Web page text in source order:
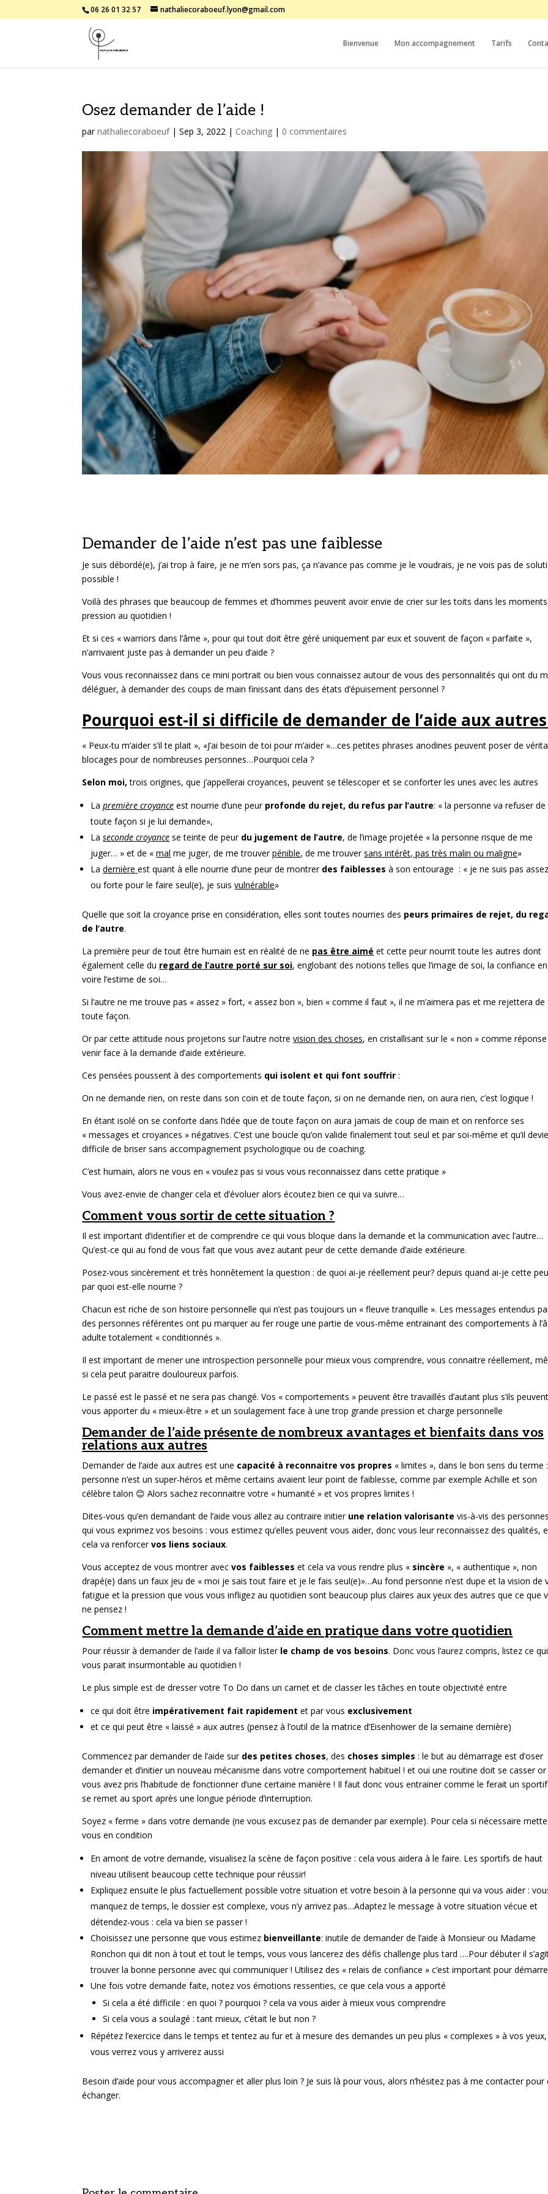
06 26 01 32 57 nathaliecoraboeuf.lyon@gmail.com
Bienvenue Mon accompagnement Tarifs
Osez demander de l’aide !
parnathaliecoraboeuf|Sep 3, 2022 | Coaching | 0 commentaires
Demander de l’aide n’est pas une faiblesse
Je suis débordé(e), j’ai trop à faire, je ne m’en sors pas, ça n’avance pas comme je le voudrais, je ne vois pas de
possible !
Voilà des phrases que beaucoup de femmes et d’hommes peuvent avoir envie de crier sur les toits dans les
pression au quotidien !
Et si ces « warriors dans l’âme », pour qui tout doit être géré uniquement par eux et souvent de façon « parfaite »,
n’arrivaient juste pas à demander un peu d’aide ?
Vous vous reconnaissez dans ce mini portrait ou bien vous connaissez autour de vous des personnalités qui ont du
déléguer, à demander des coups de main finissant dans des états d’épuisement personnel ?
Pourquoi est-il si difficile de demander de l’aide aux autres
« Peux-tu m’aider s’il te plait », «J’ai besoin de toi pour m’aider »…ces petites phrases anodines peuvent poser de
blocages pour de nombreuses personnes…Pourquoi cela ?
Selon moi, trois origines, que j’appellerai croyances, peuvent se télescoper et se conforter les unes avec les autres
La première croyance est nourrie d’une peur profonde du rejet, du refus par l’autre: « la personne va refuser de
toute façon si je lui demande»,
La seconde croyance se teinte de peur du jugement de l’autre, de l’image projetée « la personne risque de me
juger… » et de «mal me juger, de me trouver pénible, de me trouver sans intérêt, pas très malin ou maligne»
La dernière est quant à elle nourrie d’une peur de montrer des faiblesses à son entourage : « je ne suis pas
ou forte pour le faire seul(e), je suis vulnérable»
Quelle que soit la croyance prise en considération, elles sont toutes nourries des peurs primaires de rejet, du
de l’autre.
La première peur de tout être humain est en réalité de ne pas être aimé et cette peur nourrit toute les autres dont
également celle du regard de l’autre porté sur soi, englobant des notions telles que l’image de soi, la confiance
voire l’estime de soi…
Si l’autre ne me trouve pas « assez » fort, « assez bon », bien « comme il faut », il ne m’aimera pas et me rejettera de
toute façon.
Or par cette attitude nous projetons sur l’autre notre vision des choses, en cristallisant sur le « non » comme
venir face à la demande d’aide extérieure.
Ces pensées poussent à des comportements qui isolent et qui font souffrir :
On ne demande rien, on reste dans son coin et de toute façon, si on ne demande rien, on aura rien, c’est logique !
En étant isolé on se conforte dans l’idée que de toute façon on aura jamais de coup de main et on renforce ses
« messages et croyances » négatives. C’est une boucle qu’on valide finalement tout seul et par soi-même et qu’il
difficile de briser sans accompagnement psychologique ou de coaching.
C’est humain, alors ne vous en « voulez pas si vous vous reconnaissez dans cette pratique »
Vous avez-envie de changer cela et d’évoluer alors écoutez bien ce qui va suivre…
Comment vous sortir de cette situation ?
Il est important d’identifier et de comprendre ce qui vous bloque dans la demande et la communication avec l’autre…
Qu’est-ce qui au fond de vous fait que vous avez autant peur de cette demande d’aide extérieure.
Posez-vous sincèrement et très honnêtement la question : de quoi ai-je réellement peur? depuis quand ai-je cette
par quoi est-elle nourrie ?
Chacun est riche de son histoire personnelle qui n’est pas toujours un « fleuve tranquille ». Les messages entendus
des personnes référentes ont pu marquer au fer rouge une partie de vous-même entrainant des comportements à
adulte totalement « conditionnés ».
Il est important de mener une introspection personnelle pour mieux vous comprendre, vous connaitre réellement,
si cela peut paraitre douloureux parfois.
Le passé est le passé et ne sera pas changé. Vos « comportements » peuvent être travaillés d’autant plus s’ils peuvent
vous apporter du « mieux-être » et un soulagement face à une trop grande pression et charge personnelle
Demander de l’aide présente de nombreux avantages et bienfaits dans vos
relations aux autres
Demander de l’aide aux autres est une capacité à reconnaitre vos propres « limites », dans le bon sens du terme :
personne n’est un super-héros et même certains avaient leur point de faiblesse, comme par exemple Achille et son
célèbre talon 😊 Alors sachez reconnaitre votre « humanité » et vos propres limites !
Dites-vous qu’en demandant de l’aide vous allez au contraire initier une relation valorisante vis-à-vis des
qui vous exprimez vos besoins : vous estimez qu’elles peuvent vous aider, donc vous leur reconnaissez des qualités,
cela va renforcer vos liens sociaux.
Vous acceptez de vous montrer avec vos faiblesses et cela va vous rendre plus « sincère », « authentique », non
drapé(e) dans un faux jeu de « moi je sais tout faire et je le fais seul(e)»…Au fond personne n’est dupe et la vision de
fatigue et la pression que vous vous infligez au quotidien sont beaucoup plus claires aux yeux des autres que ce que
ne pensez !
Comment mettre la demande d’aide en pratique dans votre quotidien
Pour réussir à demander de l’aide il va falloir lister le champ de vos besoins. Donc vous l’aurez compris, listez ce qui
vous parait insurmontable au quotidien !
Le plus simple est de dresser votre To Do dans un carnet et de classer les tâches en toute objectivité entre
ce qui doit être impérativement fait rapidement et par vous exclusivement
et ce qui peut être « laissé » aux autres (pensez à l’outil de la matrice d’Eisenhower de la semaine dernière)
Commencez par demander de l’aide sur des petites choses, des choses simples : le but au démarrage est d’oser
demander et d’initier un nouveau mécanisme dans votre comportement habituel ! et oui une routine doit se casser or
vous avez pris l’habitude de fonctionner d’une certaine manière ! Il faut donc vous entrainer comme le ferait un
se remet au sport après une longue période d’interruption.
Soyez « ferme » dans votre demande (ne vous excusez pas de demander par exemple). Pour cela si nécessaire
vous en condition
En amont de votre demande, visualisez la scène de façon positive : cela vous aidera à le faire. Les sportifs de haut
niveau utilisent beaucoup cette technique pour réussir!
Expliquez ensuite le plus factuellement possible votre situation et votre besoin à la personne qui va vous aider :
manquez de temps, le dossier est complexe, vous n’y arrivez pas…Adaptez le message à votre situation vécue et
détendez-vous : cela va bien se passer !
Choisissez une personne que vous estimez bienveillante: inutile de demander de l’aide à Monsieur ou Madame
Ronchon qui dit non à tout et tout le temps, vous vous lancerez des défis challenge plus tard ….Pour débuter il
trouver la bonne personne avec qui communiquer ! Utilisez des « relais de confiance » c’est important pour
Une fois votre demande faite, notez vos émotions ressenties, ce que cela vous a apporté
Si cela a été difficile : en quoi ? pourquoi ? cela va vous aider à mieux vous comprendre
Si cela vous a soulagé : tant mieux, c’était le but non ?
Répétez l’exercice dans le temps et tentez au fur et à mesure des demandes un peu plus « complexes » à vos yeux,
vous verrez vous y arriverez aussi
Besoin d’aide pour vous accompagner et aller plus loin ? Je suis là pour vous, alors n’hésitez pas à me contacter pour
échanger.